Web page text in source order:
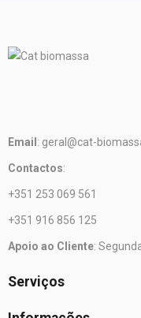
Email : geral@cat-
Contactos:
+351 253 069 561
+351 916 856 125
Apoio ao Cliente:
Serviços